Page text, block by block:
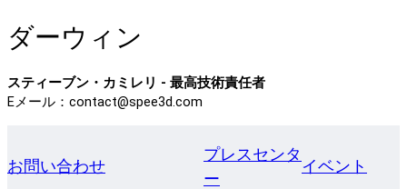
ダーウィン
スティーブン・カミレリ - 最高技術責任者
Eメール：contact@spee3d.com
お問い合わせ
プレスセンタ
ー
イベント